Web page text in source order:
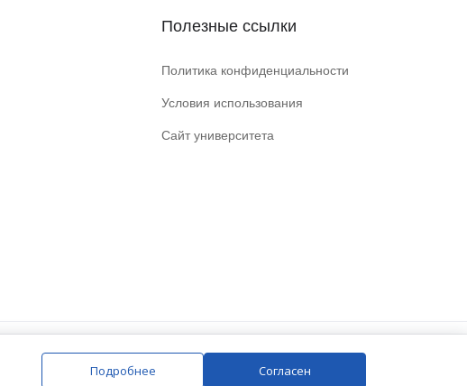
Полезные ссылки
Политика конфиденциальности
Условия использования
Сайт университета
Подробнее Согласен